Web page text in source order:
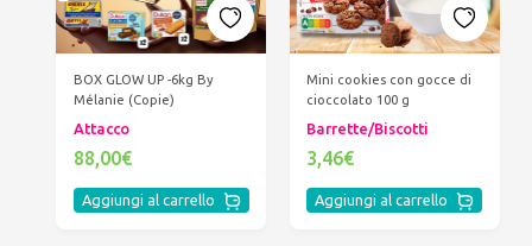
BOX GLOW UP -6kg By
Mélanie (Copie)
Attacco
88,00€
Aggiungi al carrello
Mini cookies con gocce di
cioccolato 100 g
Barrette/Biscotti
3,46€
Aggiungi al carrello